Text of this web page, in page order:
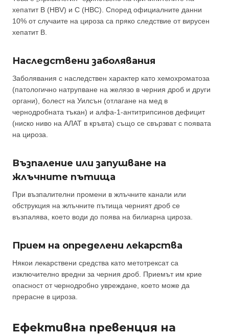
хепатит B (HBV) и C (HBC). Според официалните данни
10% от случаите на цироза са пряко следствие от вирусен
хепатит B.
Наследствени заболявания
Заболявания с наследствен характер като хемохроматоза
(патологично натрупване на желязо в черния дроб и други
органи), болест на Уилсън (отлагане на мед в
чернодробната тъкан) и алфа-1-антитрипсинов дефицит
(ниско ниво на АЛАТ в кръвта) също се свързват с появата
на цироза.
Възпаление или запушване на
жлъчните пътища
При възпалителни промени в жлъчните канали или
обструкция на жлъчните пътища черният дроб се
възпалява, което води до поява на билиарна цироза.
Прием на определени лекарства
Някои лекарствени средства като метотрексат са
изключително вредни за черния дроб. Приемът им крие
опасност от чернодробно увреждане, което може да
прерасне в цироза.
Ефективна превенция на